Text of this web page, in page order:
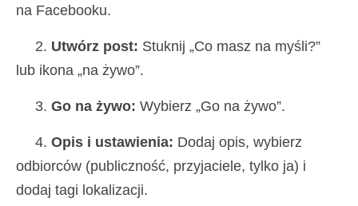
na Facebooku.
2. Utwórz post: Stuknij „Co masz na myśli?”
lub ikona „na żywo”.
3. Go na żywo: Wybierz „Go na żywo”.
4. Opis i ustawienia: Dodaj opis, wybierz
odbiorców (publiczność, przyjaciele, tylko ja) i
dodaj tagi lokalizacji.